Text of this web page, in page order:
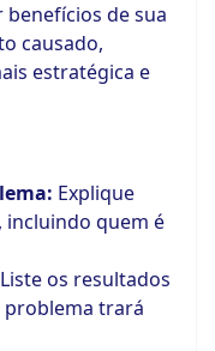
de sua
causado,
estratégica e
Explique
incluindo quem é
Liste os resultados
problema trará